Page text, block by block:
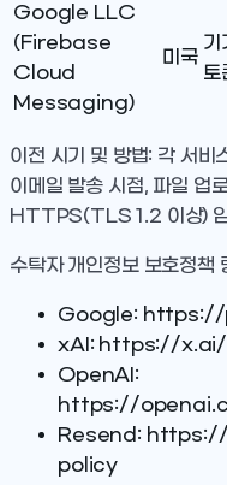
Google LLC
(Firebase
Cloud
Messaging)
미국
기
토
이전 시기 및 방법: 각 서비
이메일 발송 시점, 파일 업
HTTPS(TLS 1.2 이상) 암
수탁자 개인정보 보호정책
Google: https://
xAI: https://
OpenAI:
https://
Resend:
policy